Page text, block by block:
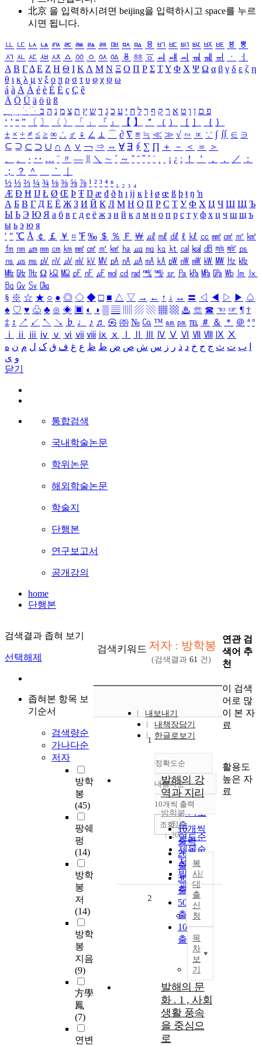
北京 을 입력하시려면 beijing을 입력하시고 space를 누르
시면 됩니다.
ㅥ ㅦ ㅧ ㅨ ㅩ ㅪ ㅫ ㅬ ㅭ ㅮ ㅯ ㅰ ㅱ ㅲ ㅳ ㅴ ㅵ ㅶ ㅷ ㅸ
ㅹ
ㅺ ㅻ ㅼ ㅽ ㅾ ㅿ ㆀ ㆁ ㆂ ㆃ ㆄ ㆅ ㆆ ㆇ ㆈ ㆉ ㆊ ㆋ ㆌ ㆍ
ㆎ
Α Β ΓΔ Ε Ζ Η Θ Ι ΚΛ Μ Ν Ξ Ο Π Ρ Σ ΤΥ Φ Χ Ψ Ω α β γ δ ε ζ η
θ ι κ λ μ ν ξ ο π ρ σ τ υ φ χ ψ ω
á à Á À é è É È ç Ç ê
Ä Ö Ü ä ö ü ß
ִֶֹ ֻּ ׁׂ פ ם ן ו ט א ר ק ף ך ל ח י ע כ ג ד ש ץ ת צ מ נ ה ב
‘ ’ “ ” 〔 〕 〈 〉 「 」 『 』 【 】 ＂ （ ） ［ ］ ｛ ｝
± × ÷ ≠ ≤ ≥ ∞ ∴ ♂ ♀ ∠ ⊥ ⌒ ∂ ∇ ≡ ≒ ≪ ≫ √ ∽ ∝ ∵ ∫ ∬ ∈ ∋
⊆ ⊇ ⊂ ⊃ ∪ ∩ ∧ ∨ ￢ ⇒ ⇔ ∀ ∃ ∮ ∑ ∏ ＋ － ＜ ＝
＞
、
。 · ‥ … ¨ 〃 ― ＼ ∼ ´ ～ ˇ ˘ ˝ ˚ ˙ ¸ ¡ ¿ ː ！ ＇ ， ． ／
：
；
？ ＾ ｀
½ ⅓ ⅔ ¼ ¾ ⅛ ⅜ ⅝ ⅞ ¹ ² ³ ⁴ ⁿ ₁ ₂ ₃ ₄
Æ Ð Ħ Ĳ Ł Ø Œ Þ Ŧ Ŋ æ đ ð ħ ı ĳ ĸ ŀ ł ø œ ß þ ŧ ŋ ŉ
А Б В Г Д Е Ё Ж З И Й К Л М Н О П Р С Т У Ф Х Ц Ч Ш Щ Ъ
Ы Ь Э Ю Я а б в г д е ё ж з и й к л м н о п р с т у ф х ц ч ш щ ъ
ы ь э ю я
′ ″ ℃ Å ￠ ￡ ￥ ¤ ℉ ‰ ＄ ％ Ｆ ￦ ㎕ ㎖ ㎗ ℓ ㎘ ㏄ ㎣ ㎤ ㎥ ㎦
㎙ ㎚ ㎛ ㎜ ㎝ ㎞ ㎟ ㎠ ㎡ ㎢ ㏊ ㎍ ㎎ ㎏ ㏏ ㎈ ㎉ ㏈ ㎧ ㎨ ㎰
㎱ ㎲ ㎳ ㎴ ㎵ ㎶ ㎷ ㎸ ㎹ ㎀ ㎁ ㎂ ㎃ ㎄ ㎺ ㎻ ㎽ ㎾ ㎿ ㎐ ㎑
㎒ ㎓ ㎔ Ω ㏀ ㏁ ㎊ ㎋ ㎌ ㏖ ㏅ ㎭ ㎮ ㎯ ㏛ ㎩ ㎪ ㎫ ㎬ ㏝ ㏐
㏓
㏃ ㏉ ㏜ ㏆
§ ※ ☆ ★ ○ ● ◎ ◇ ◆ □ ■ △ ▽ → ← ↑ ↓ ↔ 〓 ◁ ◀ ▷ ▶ ♤
♠ ♡ ♥ ♧ ♣ ⊙ ◈ ▣ ◐ ◑ ▒ ▤ ▨ ▧ ▦ ▩ ♨ ☏ ☎ ☜ ☞ ¶ †
‡ ↕ ↗ ↙ ↖ ↘ ♭ ♩ ♪ ♬ ㉿ ㈜ № ㏇ ™ ㏂ ㏘ ℡ ＃ ＆ ＊ ＠ ª º
ⅰ
ⅱ ⅲ ⅳ ⅴ ⅵ ⅶ ⅷ ⅸ ⅹ Ⅳ Ⅴ Ⅵ Ⅶ Ⅷ Ⅸ Ⅹ
ب ت ث ج ح خ د ذ ر ز س ش ص ض ط ظ ع غ ف ق ک ل م ن ه
و ی
닫기
통합검색
국내학술논문
학위논문
해외학술논문
학술지
단행본
연구보고서
공개강의
home
단행본
검색결과 좁혀 보기
선택해제
좁혀본 항목 보
기순서
검색량순
가나다순
저자
방학
봉
(45)
팡쉐
펑
(14)
방학
봉
저
(14)
방학
봉
지음
(9)
方學
鳳
(7)
연변
검색키워드 저자 : 방학봉
(검색결과 61 건)
내보내기
내책장담기
한글로보기
정확도순
정확도
순
인기도
순
연도순
제목순
저자순
발행기
관순
내림차순
내림차순
10개씩 출력
10개씩
출력
20개씩
출력
30개씩
출력
50개씩
출력
100개씩
출력
조회
1
발해의 강
역과 지리
방학봉
정토
2012
복
사/
대
출
신
청
목
차
보
기
2
발해의 문
화 . 1 , 사회
생활 풍속
을 중심으
로
연관 검
색어 추
천
이 검색
어로 많
이 본 자
료
활용도
높은 자
료